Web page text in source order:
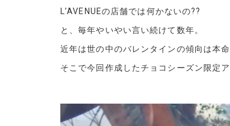
L’AVENUEの店舗では何かないの??
と、毎年やいやい言い続けて数年。
近年は世の中のバレンタインの傾向は本
そこで今回作成したチョコシーズン限定